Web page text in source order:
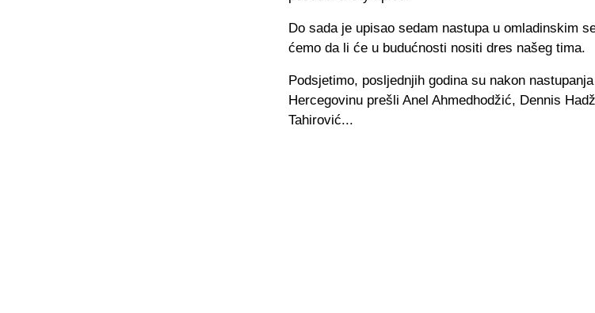
Do sada je upisao sedam nastupa u omladinskim
ćemo da li će u budućnosti nositi dres našeg tima.
Podsjetimo, posljednjih godina su nakon
Hercegovinu prešli Anel Ahmedhodžić, Dennis
Tahirović...